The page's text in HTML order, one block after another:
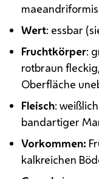
maeandriformis
Wert: essbar
Fruchtkörper:
rotbraun
Oberfläche
Fleisch:
bandartiger
Vorkommen:
kalkreichen